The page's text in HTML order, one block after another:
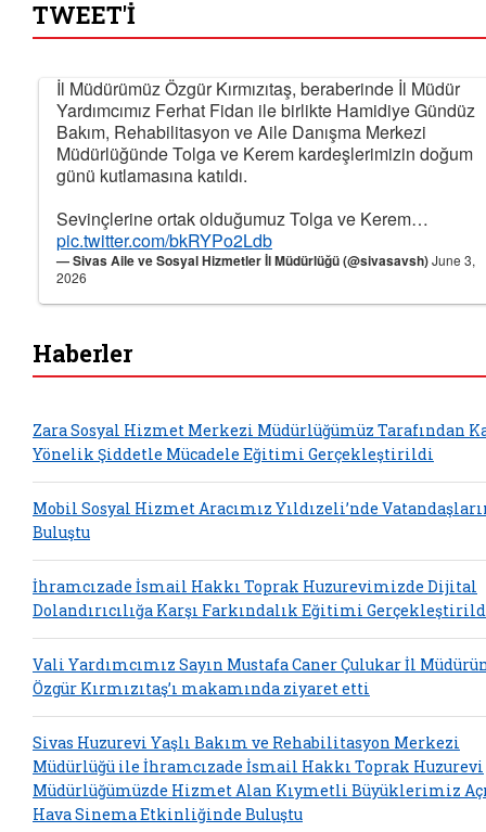
TWEET'İ
İl Müdürümüz Özgür Kırmızıtaş, beraberinde İl Müdür
Yardımcımız Ferhat Fidan ile birlikte Hamidiye Gündüz
Bakım, Rehabilitasyon ve Aile Danışma Merkezi
Müdürlüğünde Tolga ve Kerem kardeşlerimizin doğum
günü kutlamasına katıldı.
Sevinçlerine ortak olduğumuz Tolga ve Kerem…
pic.twitter.com/bkRYPo2Ldb
— Sivas Aile ve Sosyal Hizmetler İl Müdürlüğü (@sivasavsh)June 3,
2026
Haberler
Zara Sosyal Hizmet Merkezi Müdürlüğümüz Tarafından
Yönelik Şiddetle Mücadele Eğitimi Gerçekleştirildi
Mobil Sosyal Hizmet Aracımız Yıldızeli’nde
Buluştu
İhramcızade İsmail Hakkı Toprak Huzurevimizde Dijital
Dolandırıcılığa Karşı Farkındalık Eğitimi
Vali Yardımcımız Sayın Mustafa Caner Çulukar İl
Özgür Kırmızıtaş’ı makamında ziyaret etti
Sivas Huzurevi Yaşlı Bakım ve Rehabilitasyon Merkezi
Müdürlüğü ile İhramcızade İsmail Hakkı Toprak Huzurevi
Müdürlüğümüzde Hizmet Alan Kıymetli Büyüklerimiz
Hava Sinema Etkinliğinde Buluştu